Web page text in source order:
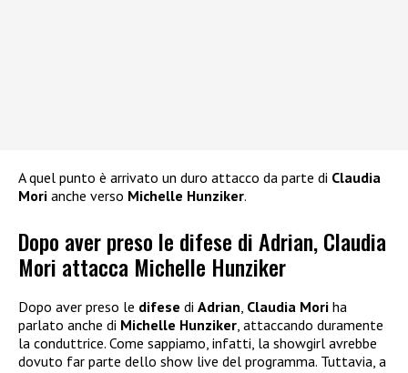
A quel punto è arrivato un duro attacco da parte di Claudia
Mori anche verso Michelle Hunziker.
Dopo aver preso le difese di Adrian, Claudia
Mori attacca Michelle Hunziker
Dopo aver preso le difese di Adrian, Claudia Mori ha
parlato anche di Michelle Hunziker, attaccando duramente
la conduttrice. Come sappiamo, infatti, la showgirl avrebbe
dovuto far parte dello show live del programma. Tuttavia, a